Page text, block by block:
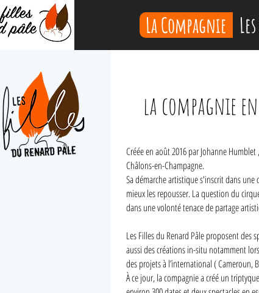
La Compagnie
la compagnie
Créée en août 2016 par Johanne
Châlons-en-Champagne.
Sa démarche artistique s'inscrit dans une
mieux les repousser. La question du
dans une volonté tenace de partage
Les Filles du Renard Pâle proposent des
aussi des créations in-situ notamment
des projets à l’international ( Cameroun,
À ce jour, la compagnie a créé un